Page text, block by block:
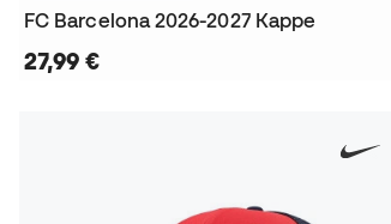
FC Barcelona 2026-2027 Kappe
27,99 €